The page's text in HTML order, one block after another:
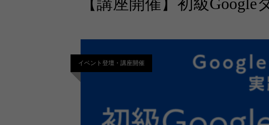
イベント登壇・講座開催